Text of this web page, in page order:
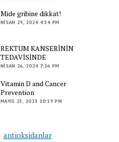
Mide gribine dikkat!
NISAN 29, 2024 4:54 PM
REKTUM KANSERİNİN
TEDAVİSİNDE
NISAN 26, 2024 7:16 PM
Vitamin D and Cancer
Prevention
MAYIS 25, 2023 10:19 PM
antioksidanlar